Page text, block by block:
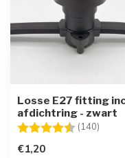
Losse E27 fitting
afdichtring - zwart
Beoordeling: (140) 4.6
€1,20